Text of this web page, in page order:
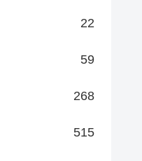
22
59
268
515